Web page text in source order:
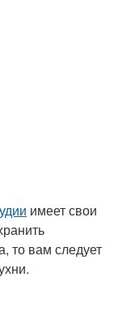
имеет свои
то вам следует